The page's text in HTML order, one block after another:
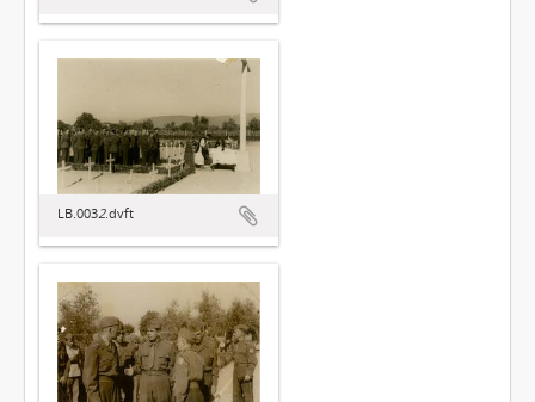
LB.0032.dvft